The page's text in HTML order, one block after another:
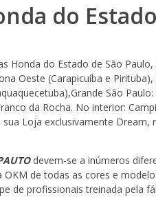
do
do Estado de São
Oeste (Carapicuíba e
São
da Rocha. No interior:
Loja exclusivamente Dream,
devem-se a inúmeros
de todas as cores e
de profissionais treinada pela